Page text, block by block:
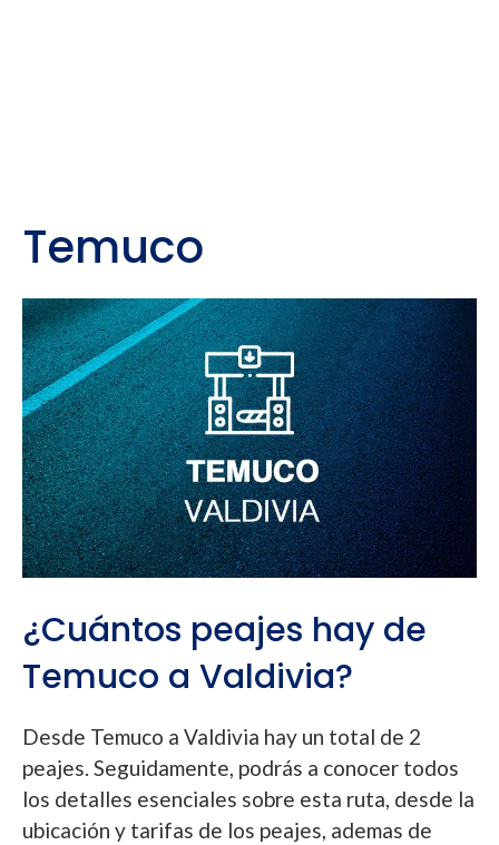
Temuco
¿Cuántos peajes hay de
Temuco a Valdivia?
Desde Temuco a Valdivia hay un total de 2
peajes. Seguidamente, podrás a conocer todos
los detalles esenciales sobre esta ruta, desde la
ubicación y tarifas de los peajes, ademas de